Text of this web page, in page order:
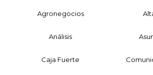
Agronegocios
Análisis
Caja Fuerte